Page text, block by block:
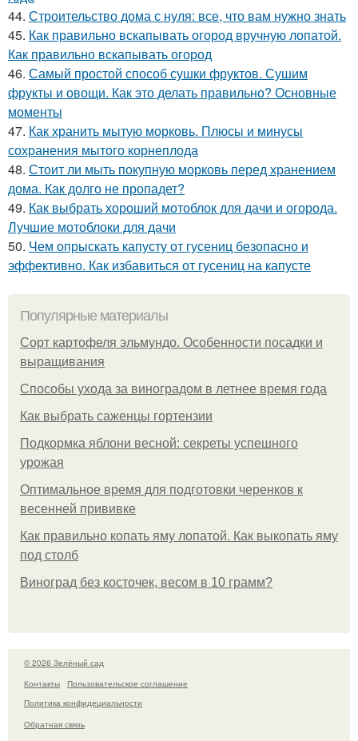
44. Строительство дома с нуля: все, что вам нужно знать
45. Как правильно вскапывать огород вручную лопатой.
Как правильно вскапывать огород
46. Самый простой способ сушки фруктов. Сушим
фрукты и овощи. Как это делать правильно? Основные
моменты
47. Как хранить мытую морковь. Плюсы и минусы
сохранения мытого корнеплода
48. Стоит ли мыть покупную морковь перед хранением
дома. Как долго не пропадет?
49. Как выбрать хороший мотоблок для дачи и огорода.
Лучшие мотоблоки для дачи
50. Чем опрыскать капусту от гусениц безопасно и
эффективно. Как избавиться от гусениц на капусте
Популярные материалы
Сорт картофеля эльмундо. Особенности посадки и
выращивания
Способы ухода за виноградом в летнее время года
Как выбрать саженцы гортензии
Подкормка яблони весной: секреты успешного
урожая
Оптимальное время для подготовки черенков к
весенней прививке
Как правильно копать яму лопатой. Как выкопать яму
под столб
Виноград без косточек, весом в 10 грамм?
© 2026 Зелёный сад
Контакты
Пользовательское соглашение
Политика конфидециальности
Обратная связь